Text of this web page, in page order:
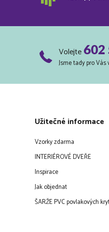
Volejte602
Jsme tady pro Vás
Užitečné informace
Vzorky zdarma
INTERIÉROVÉ DVEŘE
Inspirace
Jak objednat
ŠARŽE PVC povlakových